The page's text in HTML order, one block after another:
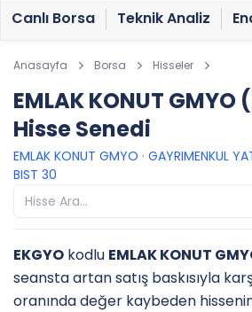
Canlı Borsa Teknik Analiz
Anasayfa Borsa Hisseler
EMLAK KONUT GMYO
Hisse Senedi
EMLAK KONUT GMYO · GAYRIMENKUL
BIST 30
EKGYO kodlu EMLAK KONUT
seansta artan satış baskısıyla
oranında değer kaybeden